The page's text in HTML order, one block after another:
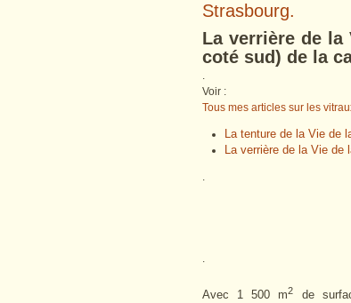
Strasbourg.
La verrière de la
coté sud) de la
.
Voir :
Tous mes articles sur les
La tenture de la Vie de
La verrière de la Vie de
.
.
Avec 1 500 m2
de